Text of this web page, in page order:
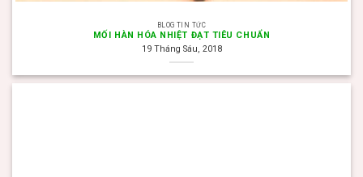
BLOG TIN TỨC
MỐI HÀN HÓA NHIỆT ĐẠT TIÊU CHUẨN
19 Tháng Sáu, 2018